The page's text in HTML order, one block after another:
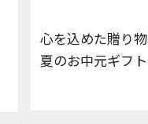
心を込めた贈り物
夏のお中元ギフト